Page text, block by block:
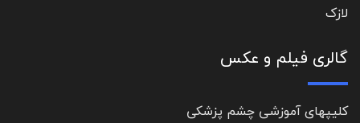
لازک
گالری فیلم و عکس
کلیپهای آموزشی چشم پزشکی